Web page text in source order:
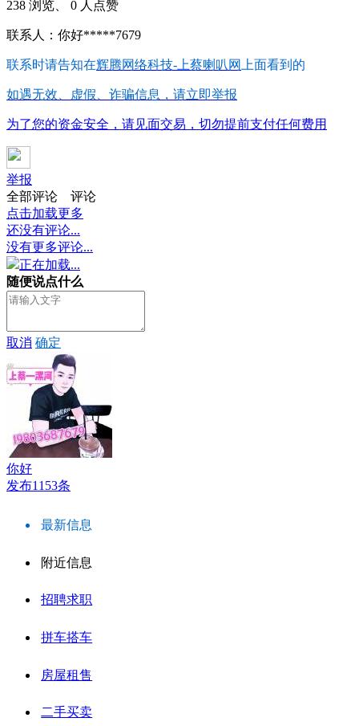
238 浏览、 0 人点赞
联系人：你好*****7679
联系时请告知在辉腾网络科技-上蔡喇叭网 上面看到的
如遇无效、虚假、诈骗信息，请立即举报
为了您的资金安全，请见面交易，切勿提前支付任何费用
举报
全部评论
评论
点击加载更多
还没有评论...
没有更多评论...
正在加载...
随便说点什么
取消 确定
你好
发布1153条
最新信息
附近信息
招聘求职
拼车搭车
房屋租售
二手买卖